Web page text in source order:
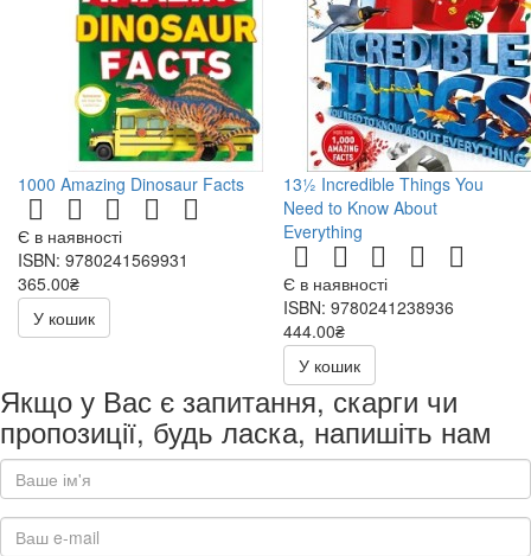
1000 Amazing Dinosaur Facts
Є в наявності
ISBN: 9780241569931
365.00₴
У кошик
13½ Incredible Things You
Need to Know About
Everything
Є в наявності
ISBN: 9780241238936
444.00₴
У кошик
Якщо у Вас є запитання, скарги чи
пропозиції, будь ласка, напишіть нам